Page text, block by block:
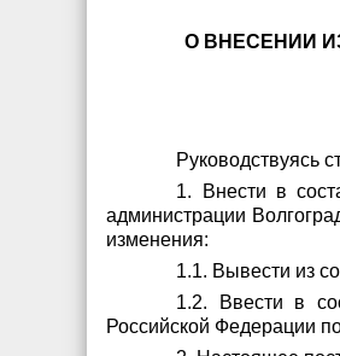
О ВНЕСЕНИИ
Руководствуясь
1. Внести в
администрации
изменения:
1.1. Вывести из
1.2. Ввести в
Российской Федерации